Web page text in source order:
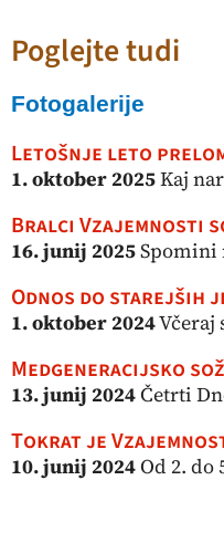
Poglejte tudi
Fotogalerije
Letošnje leto
1. oktober 2025Kaj
Bralci Vzajemnosti
16. junij 2025Spomini
Odnos do starejših
1. oktober 2024Včeraj
Medgeneracijsko
13. junij 2024Četrti
Tokrat je
10. junij 2024Od 2. do